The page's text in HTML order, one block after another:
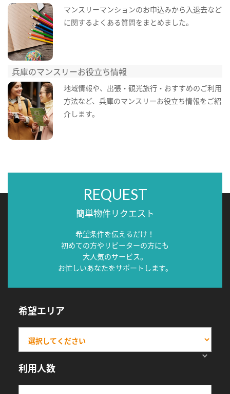
マンスリーマンションのお申込みから入退去など
に関するよくある質問をまとめました。
兵庫のマンスリーお役立ち情報
地域情報や、出張・観光旅行・おすすめのご利用
方法など、兵庫のマンスリーお役立ち情報をご紹
介します。
REQUEST
簡単物件リクエスト
希望条件を伝えるだけ！
初めての方やリピーターの方にも
大人気のサービス。
お忙しいあなたをサポートします。
希望エリア
利用人数